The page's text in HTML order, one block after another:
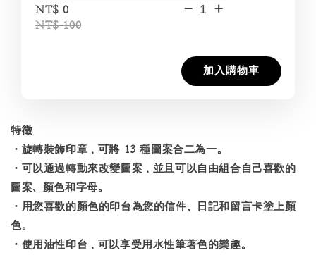
NT$ 0
NT$ 100
- +
加入購物車
特徵
・旋轉裝飾印章，可將 13 種圖案合二為一。
・可以通過轉動來改變圖案，並且可以自由組合自己喜歡的
圖案、顏色和字母。
・用您喜歡的顏色的印台為您的信件、日記和留言卡塗上顏
色。
・使用油性印台，可以享受用水性筆著色的樂趣。